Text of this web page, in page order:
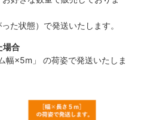
た状態）で発送いたします。
場合
幅×5m」 の荷姿で発送いたしま